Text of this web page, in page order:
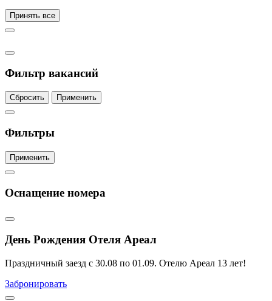
Принять все
Фильтр вакансий
Сбросить Применить
Фильтры
Применить
Оснащение номера
День Рождения Отеля Ареал
Праздничный заезд с 30.08 по 01.09. Отелю Ареал 13 лет!
Забронировать